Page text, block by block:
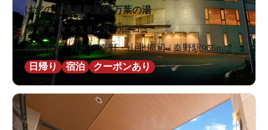
はだの・湯河原温泉 万葉の湯
★ ★★ ★ ★3.8 27件の口コミ
神奈川県 / 丹沢・秦野・山北周辺 / 秦野駅966m
日帰り
宿泊 クーポンあり